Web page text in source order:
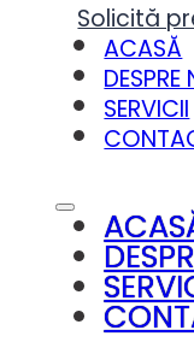
Solicită
ACASĂ
DESPRE
SERVICII